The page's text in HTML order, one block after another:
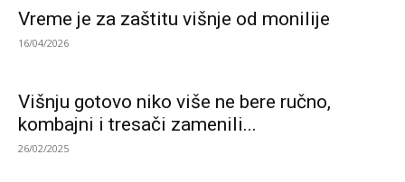
Vreme je za zaštitu višnje od monilije
16/04/2026
Višnju gotovo niko više ne bere ručno,
kombajni i tresači zamenili...
26/02/2025